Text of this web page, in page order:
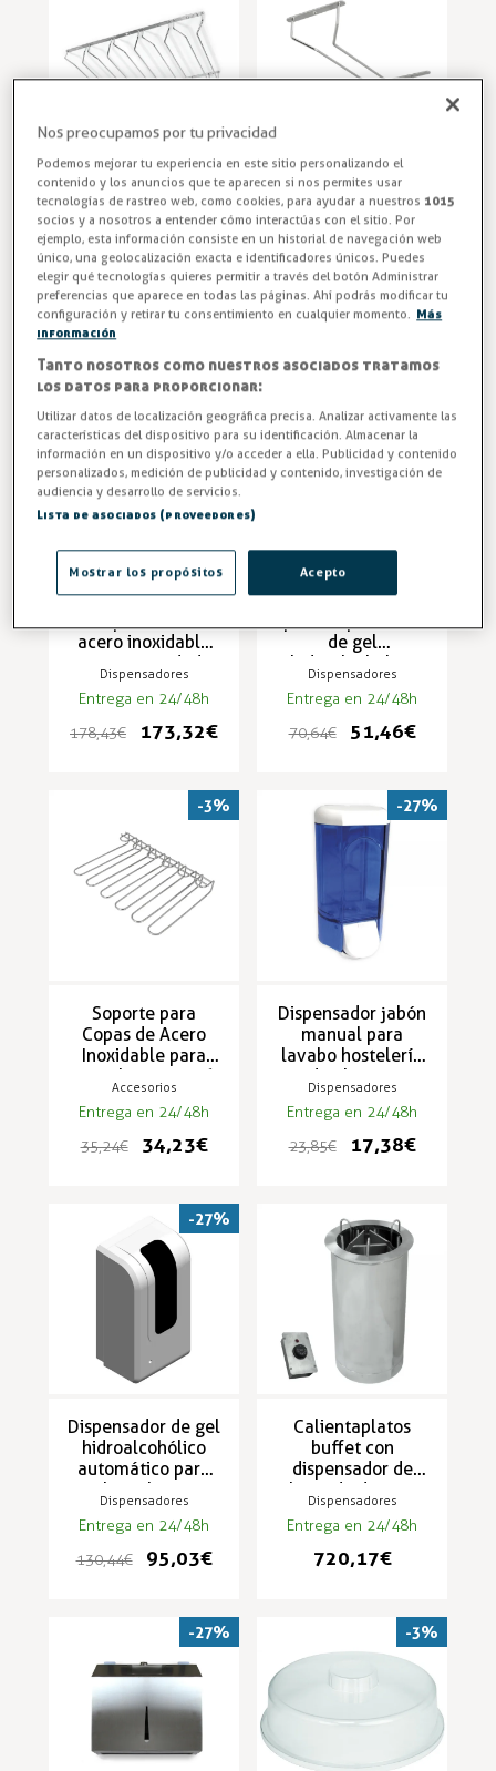
Cuelga Copas para
Hostelería de
Acero Inoxidable -
SCI-5
Accesorios
Entrega en 24/48h
29,35 €
28,51 €
Soporte para
Colgar Copas en
Barras de Bar de
Acero INOX SCI-1
Accesorios
Entrega en 24/48h
10,33 €
10,04 €
Servilletero
acero inoxidable
con capacidad
para 250 DS-1710
Dispensadores
Entrega en 24/48h
178,43 €
173,32 €
-3%
Soporte de pie
de gel
hidroalcohólico
Dispensadores
Entrega en 24/48h
70,64 €
51,46 €
Soporte para
Copas de Acero
Inoxidable para
Hostelería - SCI-6
Accesorios
Entrega en 24/48h
35,24 €
34,23 €
-3%
Dispensador jabón
manual para
lavabo hostelería
de plástico
Dispensadores
Entrega en 24/48h
23,85 €
17,38 €
-27%
Dispensador de gel
hidroalcohólico
automático para
hostelería
Dispensadores
Entrega en 24/48h
130,44 €
95,03 €
-27%
Calientaplatos
buffet con
dispensador de
platos de distintas
medidas DPC
Dispensadores
Entrega en 24/48h
720,17 €
-27% -3%
Nos preocupamos por tu privacidad
Podemos mejorar tu experiencia en este sitio personalizando el
contenido y los anuncios que te aparecen si nos permites usar
tecnologías de rastreo web, como cookies, para ayudar a nuestros 1015
socios y a nosotros a entender cómo interactúas con el sitio. Por
ejemplo, esta información consiste en un historial de navegación web
único, una geolocalización exacta e identificadores únicos. Puedes
elegir qué tecnologías quieres permitir a través del botón Administrar
preferencias que aparece en todas las páginas. Ahí podrás modificar tu
configuración y retirar tu consentimiento en cualquier momento. Más
información
Tanto nosotros como nuestros asociados tratamos
los datos para proporcionar:
Utilizar datos de localización geográfica precisa. Analizar activamente las
características del dispositivo para su identificación. Almacenar la
información en un dispositivo y/o acceder a ella. Publicidad y contenido
personalizados, medición de publicidad y contenido, investigación de
audiencia y desarrollo de servicios.
Lista de asociados (proveedores)
Acepto
Mostrar los propósitos